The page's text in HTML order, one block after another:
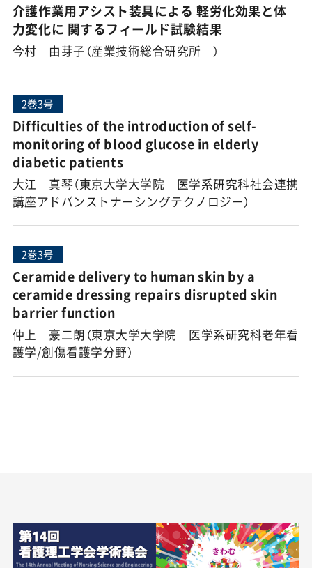
介護作業用アシスト装具による 軽労化効果と体
力変化に 関するフィールド試験結果
今村 由芽子（産業技術総合研究所 ）
2巻3号
Difficulties of the introduction of self-
monitoring of blood glucose in elderly
diabetic patients
大江 真琴（東京大学大学院 医学系研究科社会連携
講座アドバンストナーシングテクノロジー）
2巻3号
Ceramide delivery to human skin by a
ceramide dressing repairs disrupted skin
barrier function
仲上 豪二朗（東京大学大学院 医学系研究科老年看
護学/創傷看護学分野）